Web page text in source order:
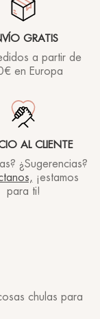
ma non
primi
GRATIS
a partir de
en Europa
AL CLIENTE
¿Sugerencias?
¡estamos
para ti!
chulas para